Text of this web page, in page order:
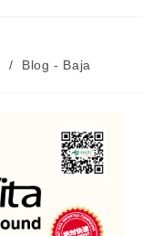
/ Blog - Baja